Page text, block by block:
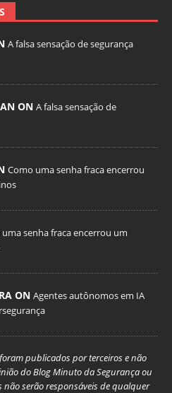
A falsa sensação de segurança
ON A falsa sensação de
Como uma senha fraca encerrou
senha fraca encerrou um
ON Agentes autônomos em IA
publicados por terceiros e não
do Blog Minuto da Segurança ou
serão responsáveis de qualquer